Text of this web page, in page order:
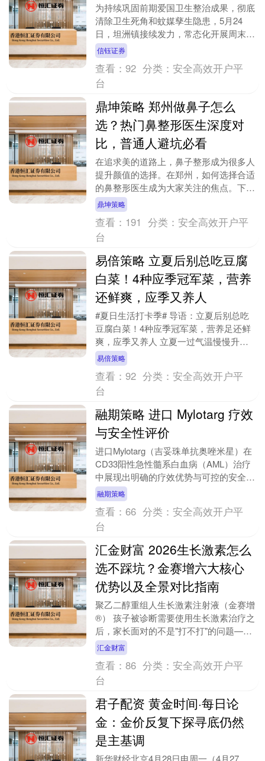
为持续巩固前期爱国卫生整治成果，彻底
清除卫生死角和蚊媒孳生隐患，5月24
日，坦洲镇接续发力，常态化开展周末爱
国卫生专项攻坚行动，以高标准、高强
度、全覆盖的整治力....
信钰证券
查看：92 分类：安全高效开户平
台
鼎坤策略 郑州做鼻子怎么
选？热门鼻整形医生深度对
比，普通人避坑必看
在追求美的道路上，鼻子整形成为很多人
提升颜值的选择。在郑州，如何选择合适
的鼻整形医生成为大家关注的焦点。下面
为大家深度对比几位热门鼻整形医生，帮
助普通人避坑。 ....
鼎坤策略
查看： 191 分类：安全高效开户平
台
易倍策略 立夏后别总吃豆腐
白菜！4种应季冠军菜，营养
还鲜爽，应季又养人
#夏日生活打卡季# 导语：立夏后别总吃
豆腐白菜！4种应季冠军菜，营养足还鲜
爽，应季又养人 立夏一过气温慢慢升
高，不少人还习惯常吃豆腐、白菜这类家
常菜，其实不太适....
易倍策略
查看：92 分类：安全高效开户平
台
融期策略 进口 Mylotarg 疗效
与安全性评价
进口Mylotarg（吉妥珠单抗奥唑米星）在
CD33阳性急性髓系白血病（AML）治疗
中展现出明确的疗效优势与可控的安全
性，是全球首个获批的抗体药物偶联物
（ADC....
融期策略
查看：66 分类：安全高效开户平
台
汇金财富 2026生长激素怎么
选不踩坑？金赛增六大核心
优势以及全景对比指南
聚乙二醇重组人生长激素注射液（金赛增
®） 孩子被诊断需要使用生长激素治疗之
后，家长面对的不是"打不打"的问题——
而是"打哪个"的问题。目前中国市场上的
长效生长激....
汇金财富
查看：86 分类：安全高效开户平
台
君子配资 黄金时间·每日论
金：金价反复下探寻底仍然
是主基调
新华财经北京4月28日电周一（4月27